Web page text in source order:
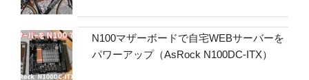
N100マザーボードで自宅WEBサーバーを
パワーアップ（AsRock N100DC-ITX）